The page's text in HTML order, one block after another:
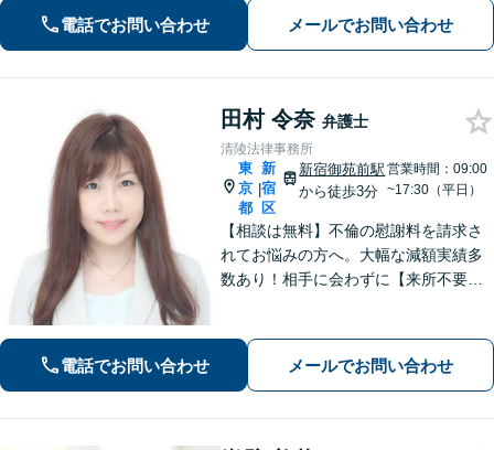
でも納得感の高い解決を目指します
【弁護士直通電話で受付】【土日・祝
電話でお問い合わせ メールでお問い合わせ
田村 令奈 弁護士
清陵法律事務所
東
京
都
|
新
宿
区
新宿御苑前駅
から徒歩3分
営業時間：09:00
~17:30（平日）
【相談は無料】不倫の慰謝料を請求さ
れてお悩みの方へ。大幅な減額実績多
数あり！相手に会わずに【来所不要で
ください【新宿御苑前駅3分】
電話でお問い合わせ メールでお問い合わせ